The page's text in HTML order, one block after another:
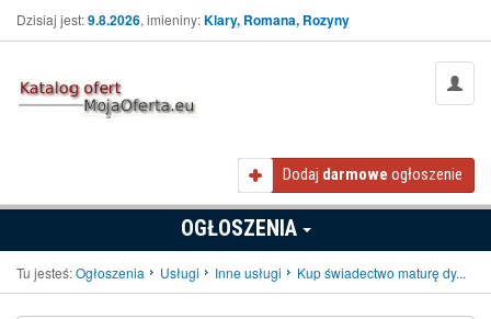
Dzisiaj jest:9.8.2026, imieniny:Klary, Romana, Rozyny
Dodaj darmowe ogłoszenie
OGŁOSZENIA
Tu jesteś:Ogłoszenia Usługi Inne usługi Kup świadectwo maturę dy...